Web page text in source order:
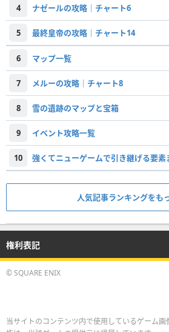
4 ナゼールの攻略｜チャート6
5 最終皇帝の攻略｜チャート14
6 マップ一覧
7 メルーの攻略｜チャート8
8 雪の遺跡のマップと宝箱
9 イベント攻略一覧
10 強くてニューゲームで引き継げる要素
人気記事ランキングをも
権利表記
© SQUARE ENIX
当サイトのコンテンツ内で使用しているゲーム